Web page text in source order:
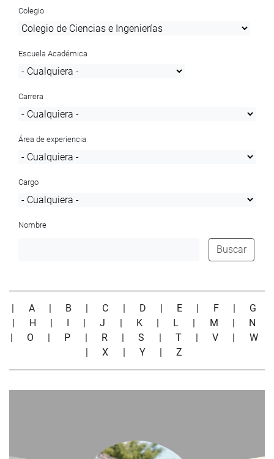
Colegio
Escuela Académica
Carrera
Área de experiencia
Cargo
Nombre
Buscar
| A | B | C | D | E | F | G
| H | I |J | K | L | M | N
| O | P | R |S | T |V | W
|X | Y |Z